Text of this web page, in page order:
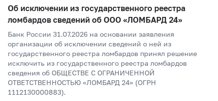
Об исключении из государственного реестра
ломбардов сведений об ООО «ЛОМБАРД 24»
Банк России 31.07.2026 на основании заявления
организации об исключении сведений о ней из
государственного реестра ломбардов принял решение
исключить из государственного реестра ломбардов
сведения об ОБЩЕСТВЕ С ОГРАНИЧЕННОЙ
ОТВЕТСТВЕННОСТЬЮ «ЛОМБАРД 24» (ОГРН
1112130000883).